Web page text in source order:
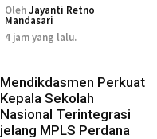
OlehJayanti Retno
Mandasari
4 jam yang lalu.
Mendikdasmen Perkuat
Kepala Sekolah
Nasional Terintegrasi
jelang MPLS Perdana